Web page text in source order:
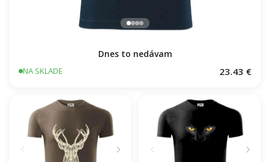
Dnes to nedávam
NA SKLADE 23.43 €